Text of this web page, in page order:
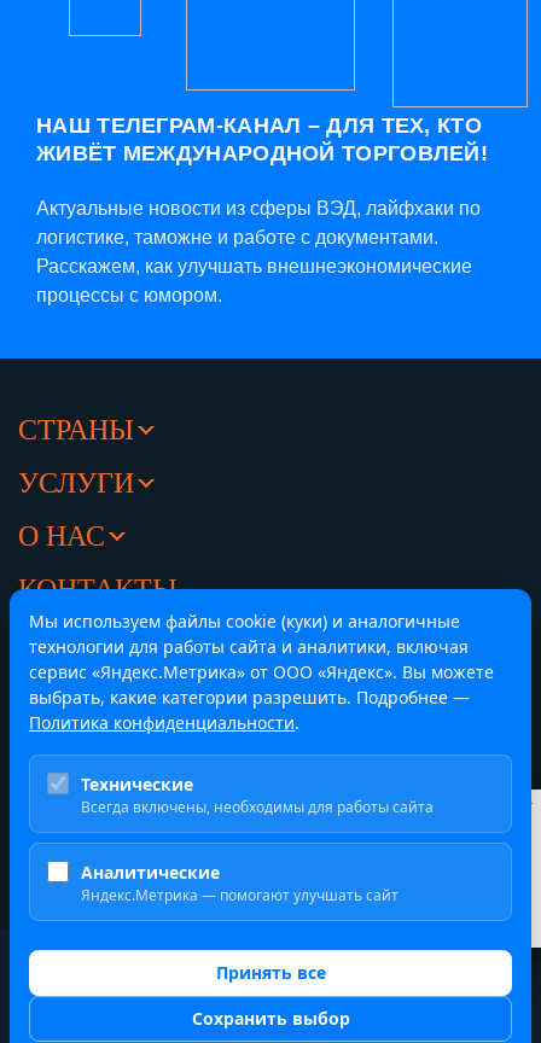
НАШ ТЕЛЕГРАМ-КАНАЛ – ДЛЯ ТЕХ, КТО
ЖИВЁТ МЕЖДУНАРОДНОЙ ТОРГОВЛЕЙ!
Актуальные новости из сферы ВЭД, лайфхаки по
логистике, таможне и работе с документами.
Расскажем, как улучшать внешнеэкономические
процессы с юмором.
СТРАНЫ
УСЛУГИ
О НАС
КОНТАКТЫ
Челябинск, Центральный офис
ул. Труда 84, офис 416
8 (351) 214-43-33
Екатеринбург,
ул. Гагарина, строение 8, офис 205/1
8 (351) 214-43-33
Политика обработки персональных данных
Карта сайта
Мы используем файлы cookie (куки) и аналогичные
технологии для работы сайта и аналитики, включая
сервис «Яндекс.Метрика» от ООО «Яндекс». Вы можете
выбрать, какие категории разрешить. Подробнее —
Политика конфиденциальности.
Технические
Всегда включены, необходимы для работы сайта
Аналитические
Яндекс.Метрика — помогают улучшать сайт
Принять все
Сохранить выбор
Курсы валют
82.16 ₽
¥ 12.16 ₽